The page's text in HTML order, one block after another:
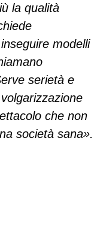
la qualità
modelli
serietà e
che non
società sana».